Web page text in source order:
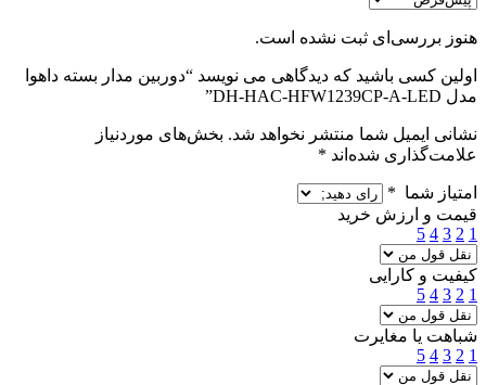
هنوز بررسی‌ای ثبت نشده است.
اولین کسی باشید که دیدگاهی می نویسد “دوربین مدار بسته داهوا
مدل DH-HAC-HFW1239CP-A-LED”
نشانی ایمیل شما منتشر نخواهد شد. بخش‌های موردنیاز
علامت‌گذاری شده‌اند *
امتیاز شما *
قیمت و ارزش خرید
1
2
3
4
5
کیفیت و کارایی
1
2
3
4
5
شباهت یا مغایرت
1
2
3
4
5